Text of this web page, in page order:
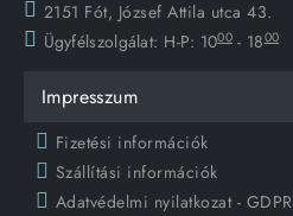
2151 Fót, József Attila utca 43.
Ügyfélszolgálat: H-P: 1000 - 1800
Impresszum
Fizetési információk
Szállítási információk
Adatvédelmi nyilatkozat - GDPR